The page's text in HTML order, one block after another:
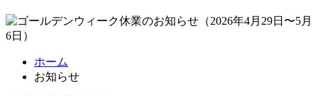
ホーム
お知らせ